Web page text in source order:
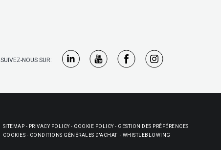
SUIVEZ-NOUS SUR:
SITEMAP - PRIVACY POLICY- COOKIE POLICY- GESTION DES PRÉFÉRENCES
COOKIES - CONDITIONS GÉNÉRALES D'ACHAT- WHISTLEBLOWING